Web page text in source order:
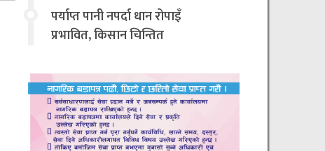
चिन्तित
पर्याप्त पानी नपर्दा धान रोपाइँ
प्रभावित, किसान चिन्तित